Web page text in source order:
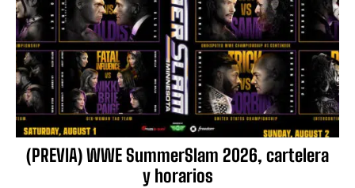
(PREVIA) WWE SummerSlam 2026, cartelera
y horarios